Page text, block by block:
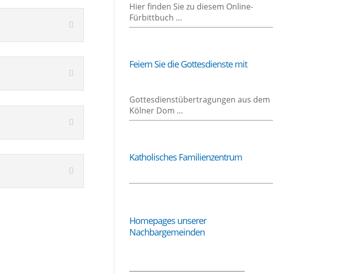
Hier fin­den Sie zu die­sem Online-
Fürbittbuch …
Fei­ern Sie die Got­tes­diens­te mit
Got­tes­dien­st­über­tra­gun­gen aus dem
Köl­ner Dom …
Katho­li­sches Familienzentrum
Home­pages unse­rer
Nachbargemeinden